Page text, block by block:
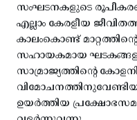
സംഘടനകളുടെ
എല്ലാം കേരളീയ
കാലംകൊണ്ട്
സഹായകമായ
സാമ്രാജ്യത്തിന്റെ
ഉയർത്തിയ